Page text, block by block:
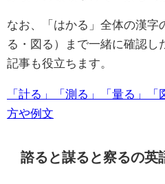
なお、「はかる」全体の漢字
る・図る）まで一緒に確認し
記事も役立ちます。
「計る」「測る」「量る」
方や例文
諮ると謀ると察るの英